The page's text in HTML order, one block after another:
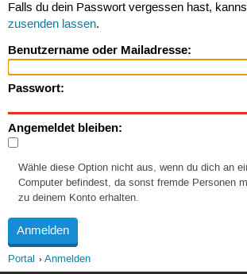
Falls du dein Passwort vergessen hast,
zusenden lassen.
Benutzername oder Mailadresse:
Passwort:
Angemeldet bleiben:
Wähle diese Option nicht aus, wenn du dich an
Computer befindest, da sonst fremde Personen
zu deinem Konto erhalten.
Portal Anmelden